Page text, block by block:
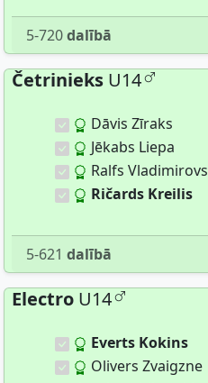
5-720dalībā
Četrinieks U14
Dāvis Zīraks
Jēkabs Liepa
Ralfs Vladimirovs
Ričards Kreilis
5-621 dalībā
Electro U14
Everts Kokins
Olivers Zvaigzne